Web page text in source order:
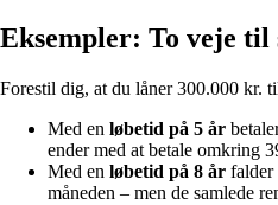
Eksempler: To veje til
Forestil dig, at du låner 300.000 kr.
Med en løbetid på 5 år
ender med at betale omkring
Med en løbetid på 8 år falder
måneden – men de samlede